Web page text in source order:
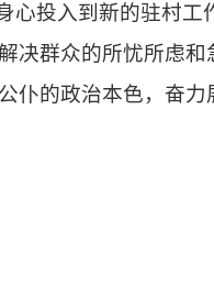
心投入到新的驻村
决群众的所忧所虑和
仆的政治本色，奋力